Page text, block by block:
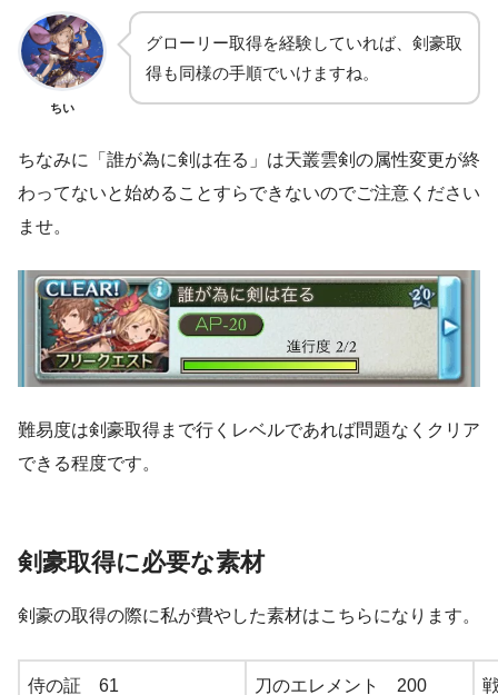
ちい
グローリー取得を経験していれば、剣豪取
得も同様の手順でいけますね。
ちなみに「誰が為に剣は在る」は天叢雲剣の属性変更が終
わってないと始めることすらできないのでご注意ください
ませ。
難易度は剣豪取得まで行くレベルであれば問題なくクリア
できる程度です。
剣豪取得に必要な素材
剣豪の取得の際に私が費やした素材はこちらになります。
侍の証 61 刀のエレメント 200